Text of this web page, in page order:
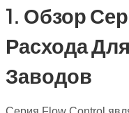
1. Обзор
Расхода
Заводов